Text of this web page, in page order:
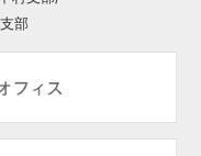
部